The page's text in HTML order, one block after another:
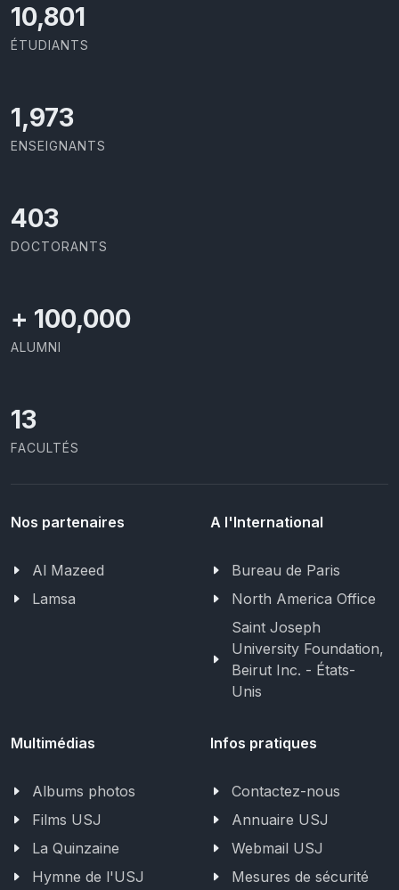
11,418
ÉTUDIANTS
2,086
ENSEIGNANTS
426
DOCTORANTS
+ 100,000
ALUMNI
13
FACULTÉS
Nos partenaires
Al Mazeed
Lamsa
A l'International
Bureau de Paris
North America Office
Saint Joseph
University Foundation,
Beirut Inc. - États-
Unis
Multimédias
Albums photos
Films USJ
La Quinzaine
Hymne de l'USJ
Infos pratiques
Contactez-nous
Annuaire USJ
Webmail USJ
Mesures de sécurité